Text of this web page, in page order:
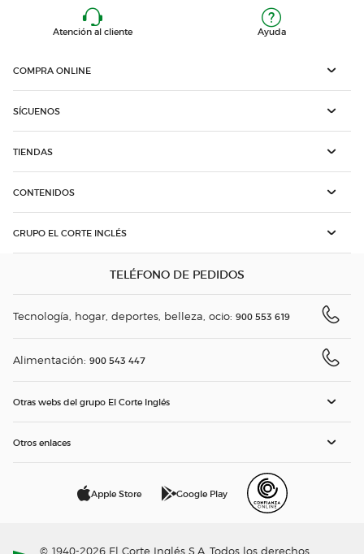
Atención al cliente Ayuda
COMPRA ONLINE
SÍGUENOS
TIENDAS
CONTENIDOS
GRUPO EL CORTE INGLÉS
TELÉFONO DE PEDIDOS
Tecnología, hogar, deportes, belleza, ocio: 900 553 619
Alimentación: 900 543 447
Otras webs del grupo El Corte Inglés
Otros enlaces
Apple Store Google Play
© 1940-2026 El Corte Inglés S.A. Todos los derechos